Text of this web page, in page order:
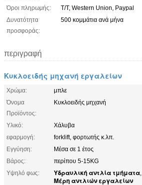
Όροι πληρωμής:
T/T, Western Union, Paypal
Δυνατότητα
προσφοράς:
500 κομμάτια ανά μήνα
περιγραφή
Κυκλοειδής μηχανή εργαλείων
Χρώμα:
μπλε
Όνομα
Προϊόντος:
Κυκλοειδής μηχανή
Υλικό:
Χάλυβα
εφαρμογή:
forklift, φορτωτής κ.λπ.
Εγγύηση:
Μέσα σε 1 έτος
Βάρος:
περίπου 5-15KG
Υψηλό φως:
Υδραυλική αντλία τμήματα,
Μέρη αντλιών εργαλείων